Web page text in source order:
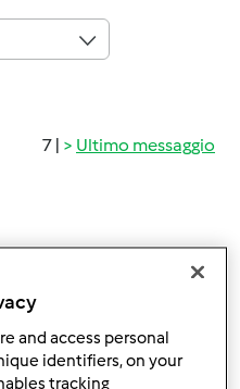
7 | Ultimo messaggio
and access personal
identifiers, on your
tracking